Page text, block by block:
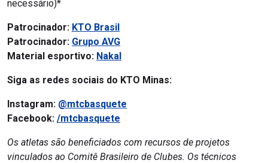
necessário)*
Patrocinador: KTO Brasil
Patrocinador: Grupo AVG
Material esportivo: Nakal
Siga as redes sociais do KTO Minas:
Instagram: @mtcbasquete
Facebook: /mtcbasquete
Os atletas são beneficiados com recursos de projetos
vinculados ao Comitê Brasileiro de Clubes. Os técnicos